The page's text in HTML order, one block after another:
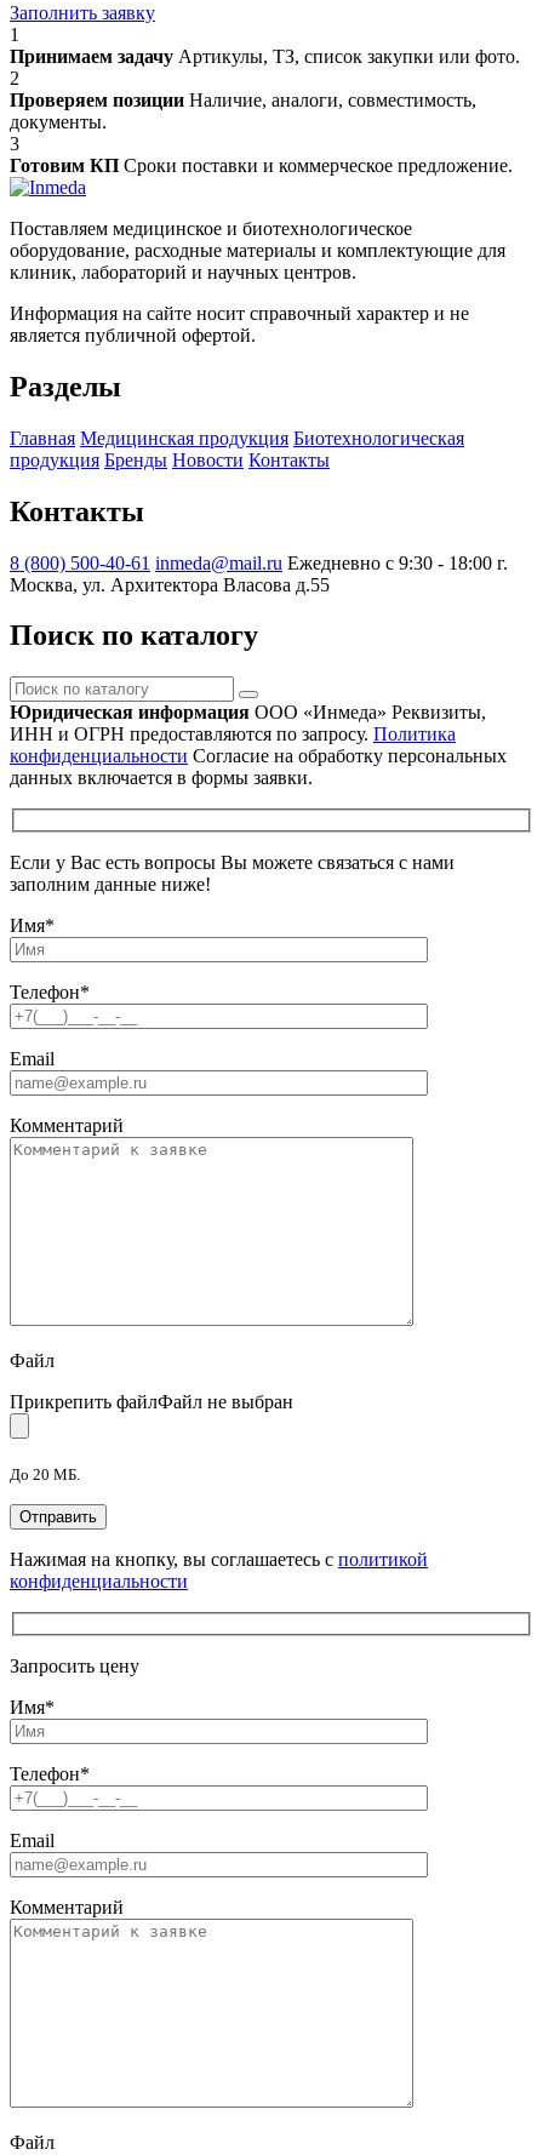
Заполнить заявку
1
Принимаем задачу Артикулы, ТЗ, список закупки или фото.
2
Проверяем позиции Наличие, аналоги, совместимость,
документы.
3
Готовим КП Сроки поставки и коммерческое предложение.
Поставляем медицинское и биотехнологическое
оборудование, расходные материалы и комплектующие для
клиник, лабораторий и научных центров.
Информация на сайте носит справочный характер и не
является публичной офертой.
Разделы
Главная Медицинская продукция Биотехнологическая
продукция Бренды Новости Контакты
Контакты
8 (800) 500-40-61 inmeda@mail.ru Ежедневно с 9:30 - 18:00 г.
Москва, ул. Архитектора Власова д.55
Поиск по каталогу
Поиск
по
каталогу
Юридическая информация ООО «Инмеда» Реквизиты,
ИНН и ОГРН предоставляются по запросу. Политика
конфиденциальности Согласие на обработку персональных
данных включается в формы заявки.
Если у Вас есть вопросы Вы можете связаться с нами
заполним данные ниже!
Имя*
Телефон*
Email
Комментарий
Файл
Прикрепить файлФайл не выбран
До 20 МБ.
Нажимая на кнопку, вы соглашаетесь с политикой
конфиденциальности
Запросить цену
Имя*
Телефон*
Email
Комментарий
Файл